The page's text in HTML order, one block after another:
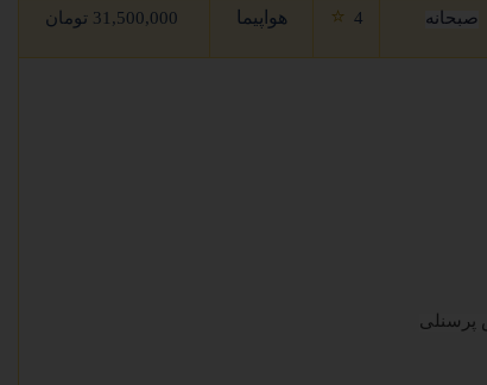
صبحانه 4
⭐ هواپیما
پرسنلی